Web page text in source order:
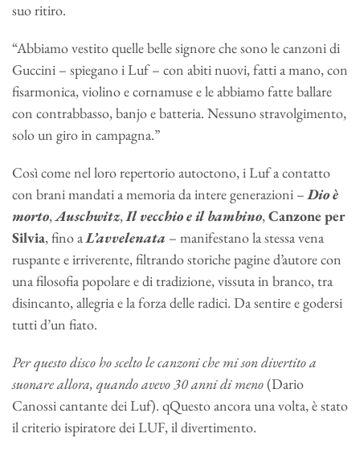
suo ritiro.
“Abbiamo vestito quelle belle signore che sono le canzoni di
Guccini – spiegano i Luf – con abiti nuovi, fatti a mano, con
fisarmonica, violino e cornamuse e le abbiamo fatte ballare
con contrabbasso, banjo e batteria. Nessuno stravolgimento,
solo un giro in campagna.”
Così come nel loro repertorio autoctono, i Luf a contatto
con brani mandati a memoria da intere generazioni –Dio è
morto,Auschwitz,Il vecchio e il bambino,Canzone per
Silvia, fino aL’avvelenata – manifestano la stessa vena
ruspante e irriverente, filtrando storiche pagine d’autore con
una filosofia popolare e di tradizione, vissuta in branco, tra
disincanto, allegria e la forza delle radici. Da sentire e godersi
tutti d’un fiato.
Per questo disco ho scelto le canzoni che mi son divertito a
suonare allora, quando avevo 30 anni di meno(Dario
Canossi cantante dei Luf). qQuesto ancora una volta, è stato
il criterio ispiratore dei LUF, il divertimento.